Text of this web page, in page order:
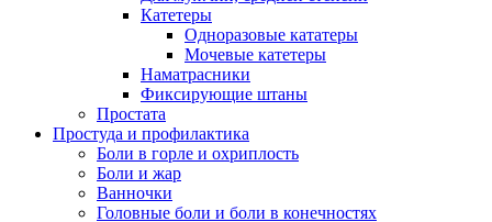
Катетеры
Одноразовые кататеры
Мочевые катетеры
Наматрасники
Фиксирующие штаны
Простата
Простуда и профилактика
Боли в горле и охриплость
Боли и жар
Ванночки
Головные боли и боли в конечностях